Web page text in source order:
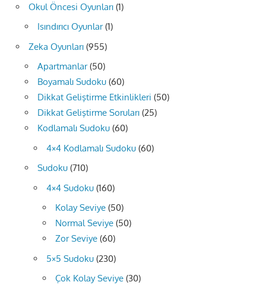
Okul Öncesi Oyunları (1)
Isındırıcı Oyunlar(1)
Zeka Oyunları (955)
Apartmanlar(50)
Boyamalı Sudoku (60)
Dikkat Geliştirme Etkinlikleri (50)
Dikkat Geliştirme Soruları (25)
Kodlamalı Sudoku (60)
4×4 Kodlamalı Sudoku (60)
Sudoku (710)
4×4 Sudoku (160)
Kolay Seviye (50)
Normal Seviye (50)
Zor Seviye (60)
5×5 Sudoku (230)
Çok Kolay Seviye (30)